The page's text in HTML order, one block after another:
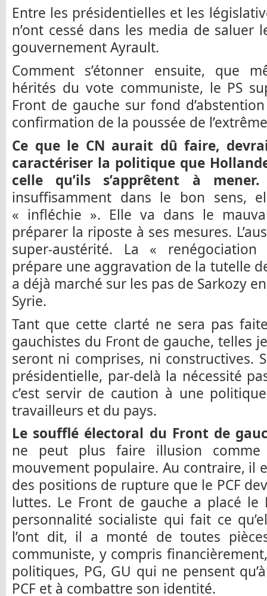
Entre les présidentielles et les
n’ont cessé dans les media de saluer
gouvernement Ayrault.
Comment s’étonner ensuite, que
hérités du vote communiste, le PS
Front de gauche sur fond
confirmation de la poussée de
Ce que le CN aurait dû faire,
caractériser la politique que
celle qu’ils s’apprêtent à mener.
insuffisamment dans le bon sens,
« infléchie ». Elle va dans le
préparer la riposte à ses mesures.
super-austérité. La «
prépare une aggravation de la tutelle
a déjà marché sur les pas de Sarkozy
Syrie.
Tant que cette clarté ne sera pas
gauchistes du Front de gauche, telles
seront ni comprises, ni constructives.
présidentielle, par-delà la nécessité
c’est servir de caution à une
travailleurs et du pays.
Le soufflé électoral du Front de
ne peut plus faire illusion comme
mouvement populaire. Au contraire, il
des positions de rupture que le PCF
luttes. Le Front de gauche a placé le
personnalité socialiste qui fait ce
l’ont dit, il a monté de toutes
communiste, y compris
politiques, PG, GU qui ne pensent
PCF et à combattre son identité.